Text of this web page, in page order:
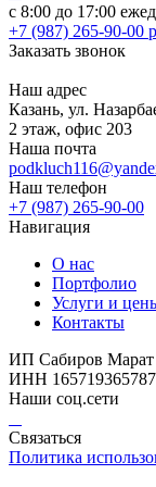
с 8:00 до 17:00
+7 (987) 265-90-00
Заказать звонок
Наш адрес
Казань, ул.
2 этаж, офис 203
Наша почта
Наш телефон
+7 (987) 265-90-00
Навигация
О нас
Портфолио
Услуги и
Контакты
ИП Сабиров Марат
ИНН
Наши соц.сети
Связаться
Политика